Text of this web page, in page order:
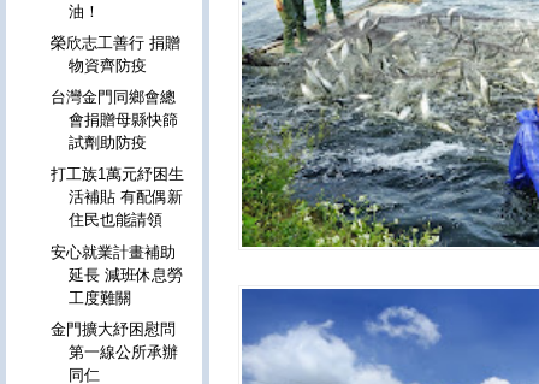
油！
榮欣志工善行 捐贈
物資齊防疫
台灣金門同鄉會總
會捐贈母縣快篩
試劑助防疫
打工族1萬元紓困生
活補貼 有配偶新
住民也能請領
安心就業計畫補助
延長 減班休息勞
工度難關
金門擴大紓困慰問
第一線公所承辦
同仁